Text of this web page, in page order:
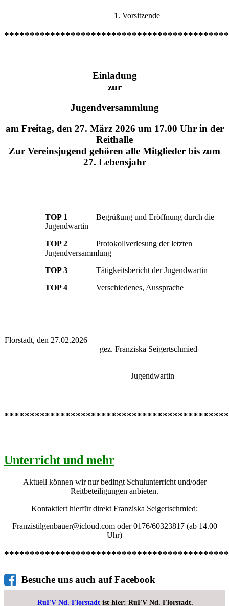
1. Vorsitzende
Einladung
zur
Jugendversammlung
am Freitag, den 27. März 2026 um 17.00 Uhr in der
Reithalle
Zur Vereinsjugend gehören alle Mitglieder bis zum
27. Lebensjahr
TOP 1 Begrüßung und Eröffnung durch die
Jugendwartin
TOP 2 Protokollverlesung der letzten
Jugendversammlung
TOP 3 Tätigkeitsbericht der Jugendwartin
TOP 4
Verschiedenes, Aussprache
Florstadt, den 27.02.2026
gez. Franziska Seigertschmied
Jugendwartin
Unterricht und mehr
Aktuell können wir nur bedingt Schulunterricht und/oder
Reitbeteiligungen anbieten.
Kontaktiert hierfür direkt Franziska Seigertschmied:
Franzistilgenbauer@icloud.com oder 0176/60323817 (ab 14.00
Uhr)
Besuche uns auch auf Facebook
RuFV Nd. Florstadt ist hier: RuFV Nd. Florstadt.